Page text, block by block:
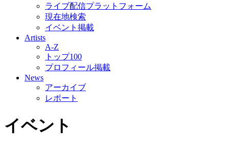
ライブ配信プラットフォーム
現在地検索
イベント掲載
Artists
A-Z
トップ100
プロフィール掲載
News
アーカイブ
レポート
イベント